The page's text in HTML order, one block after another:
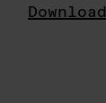
Download